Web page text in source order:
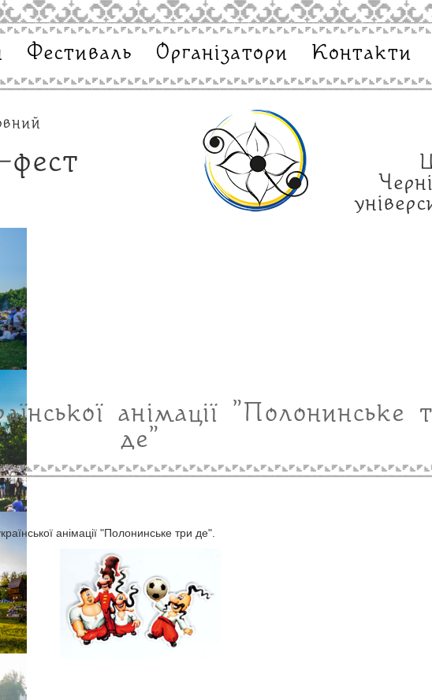
Фестиваль Організатори Контакти
фест
анімації "Полонинське
де"
анімації "Полонинське три де".